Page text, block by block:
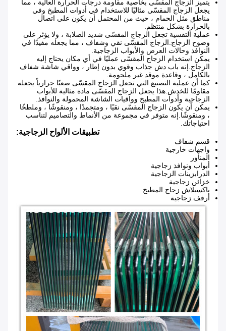
يتميز الزجاج المقسّى بخاصية مقاومة درجات الحرارة العالية ، مما
يجعل الزجاج المقسّى مثاليًا للاستخدام في أدوات المطبخ وفي
مناطق مثل الحمام ، حيث من المحتمل أن يكون على اتصال
بالحرارة بشكل منتظم.
عملية التقسية تجعل الزجاج المقسّى شديد الصلابة ، ولا يؤثر على
وضوح الزجاج.الزجاج المقسّى نقي وشفاف ، مما يجعله مفيدًا في
النوافذ وحالات العرض والأبواب الزجاجية.
يمكن استخدام الزجاج المقسّى عمليًا في أي مكان يحتاج إليه
الزجاج.إنه باب دش جذاب وقوي بدون إطار ، وواقي شاشة شفاف
بالكامل ، وقاعدة موقد غير ملحومة.
كما أن عملية التصنيع التي تجعل الزجاج المقسّى صعبًا حرارياً يجعله
مقاومًا للخدش.هذا يجعل الزجاج المقسّى مادة مثالية للأبواب
الزجاجية وأدوات المطبخ وواقيات الشاشة المحمولة والنوافذ.
يمكن أن يكون الزجاج المقسّى نقيًا ، ومتجمدًا ، ومنقوشًا ، وملطخًا
، ومنقوشًا.إنه متوفر في مجموعة من الأنماط والتصاميم لتناسب
احتياجاتك.
تطبيقات الألواح الزجاجية:
قسم شفاف
واجهات خارجية
المناور
أبواب ونوافذ زجاجية
الدرابزينات الزجاجية
خزائن زجاجية
باكسبلاش زجاج المطبخ
أرفف زجاجية